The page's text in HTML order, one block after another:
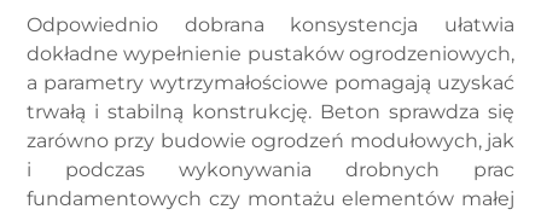
Odpowiednio dobrana konsystencja ułatwia
dokładne wypełnienie pustaków ogrodzeniowych,
a parametry wytrzymałościowe pomagają uzyskać
trwałą i stabilną konstrukcję. Beton sprawdza się
zarówno przy budowie ogrodzeń modułowych, jak
i podczas wykonywania drobnych prac
fundamentowych czy montażu elementów małej